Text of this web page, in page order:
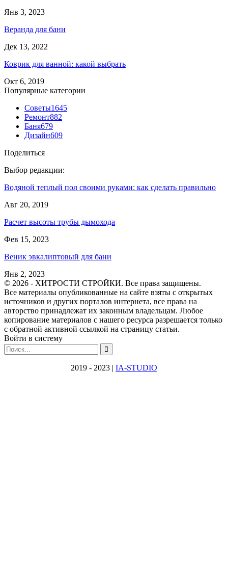
Янв 3, 2023
Веранда для бани
Дек 13, 2022
Коврик для ванной: какой выбрать
Окт 6, 2019
Популярные категории
Советы1645
Ремонт882
Баня679
Дизайн609
Поделиться
Выбор редакции:
Водяной теплый пол своими руками: как сделать правильно
Авг 20, 2019
Расчет высоты трубы дымохода
Фев 15, 2023
Веник эвкалиптовый для бани
Янв 2, 2023
© 2026 - ХИТРОСТИ СТРОЙКИ. Все права защищены.
Все материалы опубликованные на сайте взяты с открытых
источников и других порталов интернета, все права на
авторство принадлежат их законным владельцам. Любое
копирование материалов с нашего ресурса разрешается только
с обратной активной ссылкой на страницу статьи.
Войти в систему
2019 - 2023 | IA-STUDIO